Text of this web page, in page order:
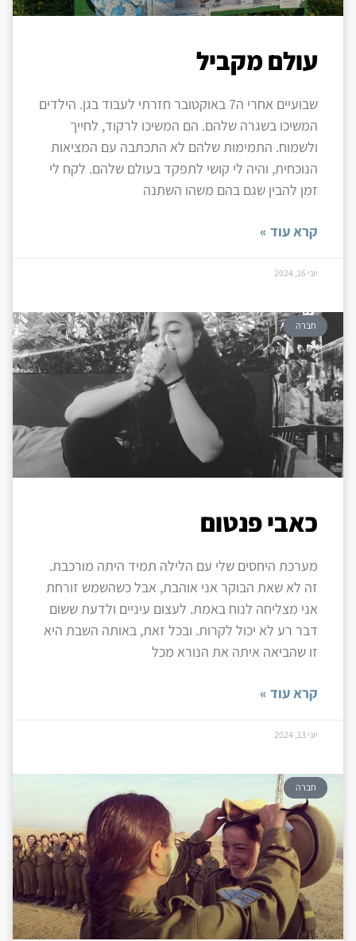
עולם מקביל
שבועיים אחרי ה7 באוקטובר חזרתי לעבוד בגן. הילדים
המשיכו בשגרה שלהם. הם המשיכו לרקוד, לחייך
ולשמוח. התמימות שלהם לא התכתבה עם המציאות
הנוכחית, והיה לי קושי לתפקד בעולם שלהם. לקח לי
זמן להבין שגם בהם משהו השתנה
קרא עוד »
יוני 16, 2024
חברה
כאבי פנטום
מערכת היחסים שלי עם הלילה תמיד היתה מורכבת.
זה לא שאת הבוקר אני אוהבת, אבל כשהשמש זורחת
אני מצליחה לנוח באמת. לעצום עיניים ולדעת ששום
דבר רע לא יכול לקרות. ובכל זאת, באותה השבת היא
זו שהביאה איתה את הנורא מכל
קרא עוד »
יוני 13, 2024
חברה